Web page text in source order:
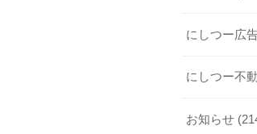
にしつー広
にしつー不
お知らせ